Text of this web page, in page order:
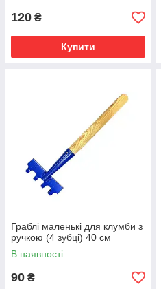
120 ₴
Купити
Граблі маленькі для клумби з
ручкою (4 зубці) 40 см
В наявності
90 ₴